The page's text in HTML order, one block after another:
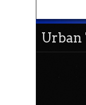
Urban